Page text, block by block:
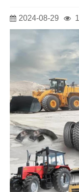
2024-08-29 1